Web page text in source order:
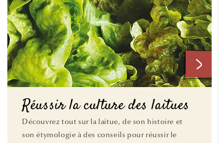
Réussir la culture des laitues
Découvrez tout sur la laitue, de son histoire et
son étymologie à des conseils pour réussir le